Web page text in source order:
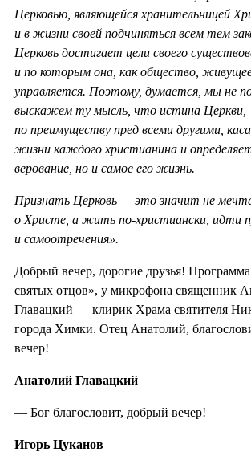
Церковью, являющейся хранительницей
и в жизни своей подчиняться всем тем
Церковь достигает цели своего
и по которым она, как общество, живущее
управляется. Поэтому, думается, мы не
выскажем ту мысль, что истина Церкви,
по преимуществу пред всеми другими,
жизни каждого христианина и
верование, но и самое его жизнь.
Признать Церковь — это значит не
о Христе, а жить по-христиански, идти
и самоотречения».
Добрый вечер, дорогие друзья!
святых отцов», у микрофона священник
Главацкий — клирик Храма святителя
города Химки. Отец Анатолий,
вечер!
Анатолий Главацкий
— Бог благословит, добрый вечер!
Игорь Цуканов